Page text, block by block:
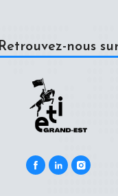
Retrouvez-nous